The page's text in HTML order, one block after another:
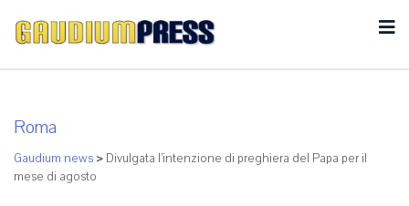
Roma
Gaudium news > Divulgata l’intenzione di preghiera del Papa per il
mese di agosto